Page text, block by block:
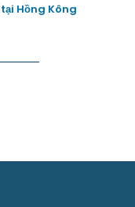
Hồng Kông